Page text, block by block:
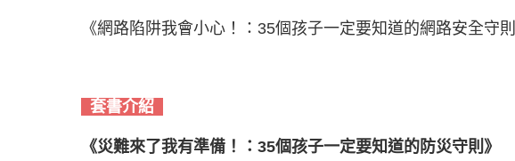
《網路陷阱我會小心！：35個孩子一定要知道的網路安全守
套書介紹
《災難來了我有準備！：35個孩子一定要知道的防災守則》